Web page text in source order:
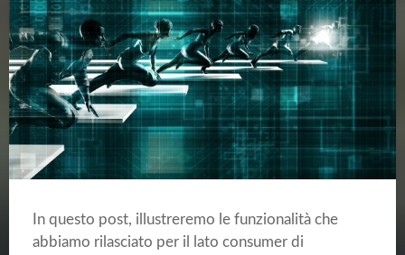
In questo post, illustreremo le funzionalità che
abbiamo rilasciato per il lato consumer di